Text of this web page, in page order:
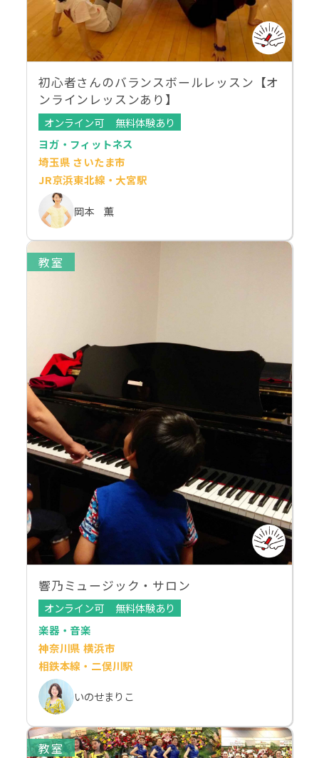
初心者さんのバランスボールレッスン【オ
ンラインレッスンあり】
オンライン可
無料体験あり
ヨガ・フィットネス
埼玉県 さいたま市
JR京浜東北線・大宮駅
岡本 薫
教室
響乃ミュージック・サロン
オンライン可
無料体験あり
楽器・音楽
神奈川県 横浜市
相鉄本線・二俣川駅
いのせまりこ
教室